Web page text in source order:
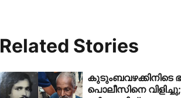
Related Stories
കുടുംബവഴക്കിനിടെ
പൊലീസിനെ